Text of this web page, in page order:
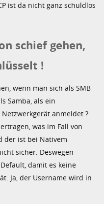
ist da nicht ganz schuldlos
schief gehen,
!
wenn man sich als SMB
Samba, als ein
anmeldet ?
was im Fall von
der ist bei Nativem
sicher. Deswegen
damit es keine
Ja, der Username wird in